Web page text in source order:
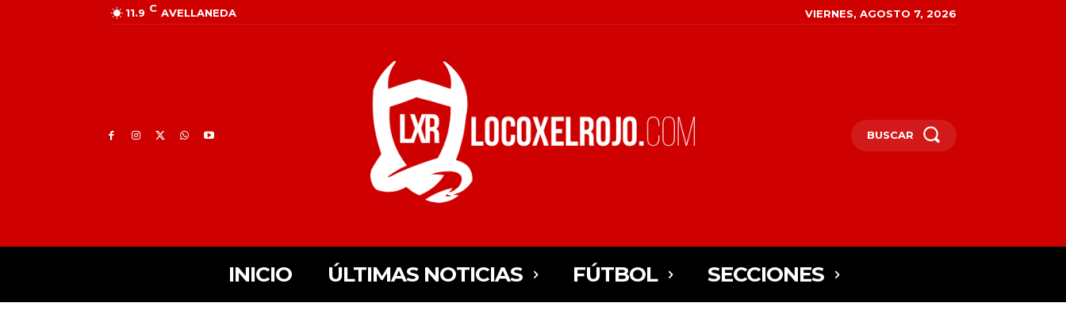
11.9 C AVELLANEDA VIERNES, AGOSTO 7, 2026
BUSCAR
INICIO ÚLTIMAS NOTICIAS FÚTBOL SECCIONES